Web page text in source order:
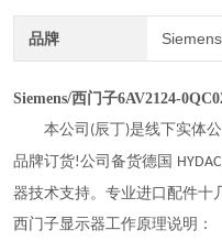
品牌
Siemens/西门子6AV2124-
本公司 (辰丁)是线下实体
品牌订货!公司备货德国 HYDAC
器技术支持。专业进口配件十
西门子显示器工作原理说明：